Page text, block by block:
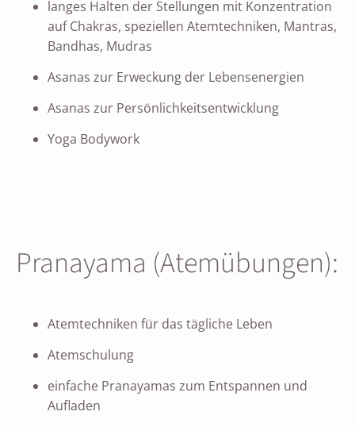
langes Halten der Stellungen mit Konzentration
auf Chakras, speziellen Atemtechniken, Mantras,
Bandhas, Mudras
Asanas zur Erweckung der Lebensenergien
Asanas zur Persönlichkeitsentwicklung
Yoga Bodywork
Pranayama (Atemübungen):
Atemtechniken für das tägliche Leben
Atemschulung
einfache Pranayamas zum Entspannen und
Aufladen